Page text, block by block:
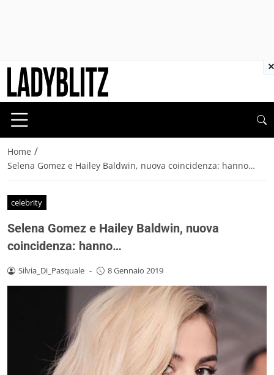
Home /
Selena Gomez e Hailey Baldwin, nuova coincidenza: hanno…
celebrity
Selena Gomez e Hailey Baldwin, nuova
coincidenza: hanno…
Silvia_Di_Pasquale - 8 Gennaio 2019
×